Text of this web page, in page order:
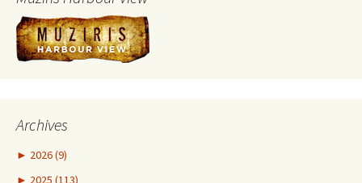
Archives
► 2026 (9)
► 2025 (113)